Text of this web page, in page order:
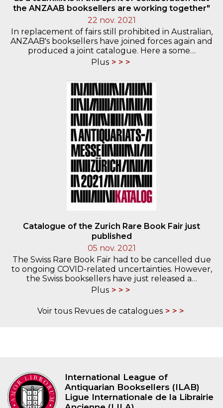
the ANZAAB booksellers are working together"
22 nov. 2021
In replacement of fairs still prohibited in Australian,
ANZAAB's booksellers have joined forces again and
produced a joint catalogue. Here a some…
Plus
Catalogue of the Zurich Rare Book Fair just
published
05 nov. 2021
The Swiss Rare Book Fair had to be cancelled due
to ongoing COVID-related uncertainties. However,
the Swiss booksellers have just released a…
Plus
Voir tous Revues de catalogues
International League of
Antiquarian Booksellers (ILAB)
Ligue Internationale de la Librairie